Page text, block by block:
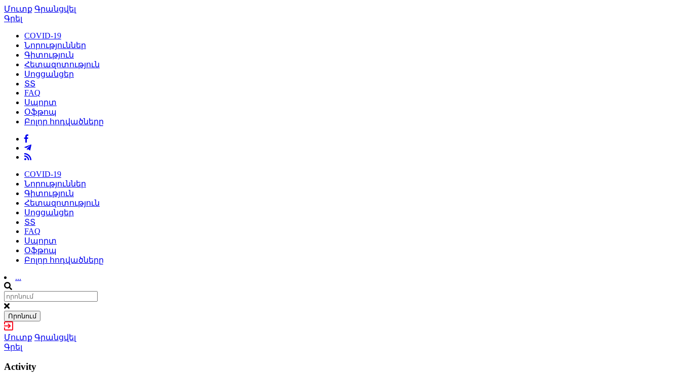
Մուտք Գրանցվել
Գրել
COVID-19
Նորություններ
Գիտություն
Հետազոտություն
Սոցցանցեր
ՏՏ
FAQ
Սպորտ
Օֆթոպ
Բոլոր հոդվածները
COVID-19
Նորություններ
Գիտություն
Հետազոտություն
Սոցցանցեր
ՏՏ
FAQ
Սպորտ
Օֆթոպ
Բոլոր հոդվածները
...
Որոնում
Մուտք Գրանցվել
Գրել
Activity